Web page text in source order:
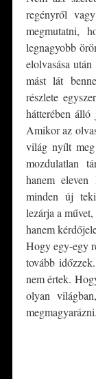
regényről
megmutatni,
legnagyobb
elolvasása
mást lát
részlete
hátterében
Amikor az
világ nyílt
mozdulatlan
hanem
minden új
lezárja a
hanem
Hogy egy-egy
tovább
nem értek.
olyan
megmagyarázni.